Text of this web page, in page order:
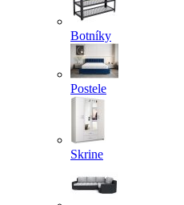
Botníky
Postele
Skrine